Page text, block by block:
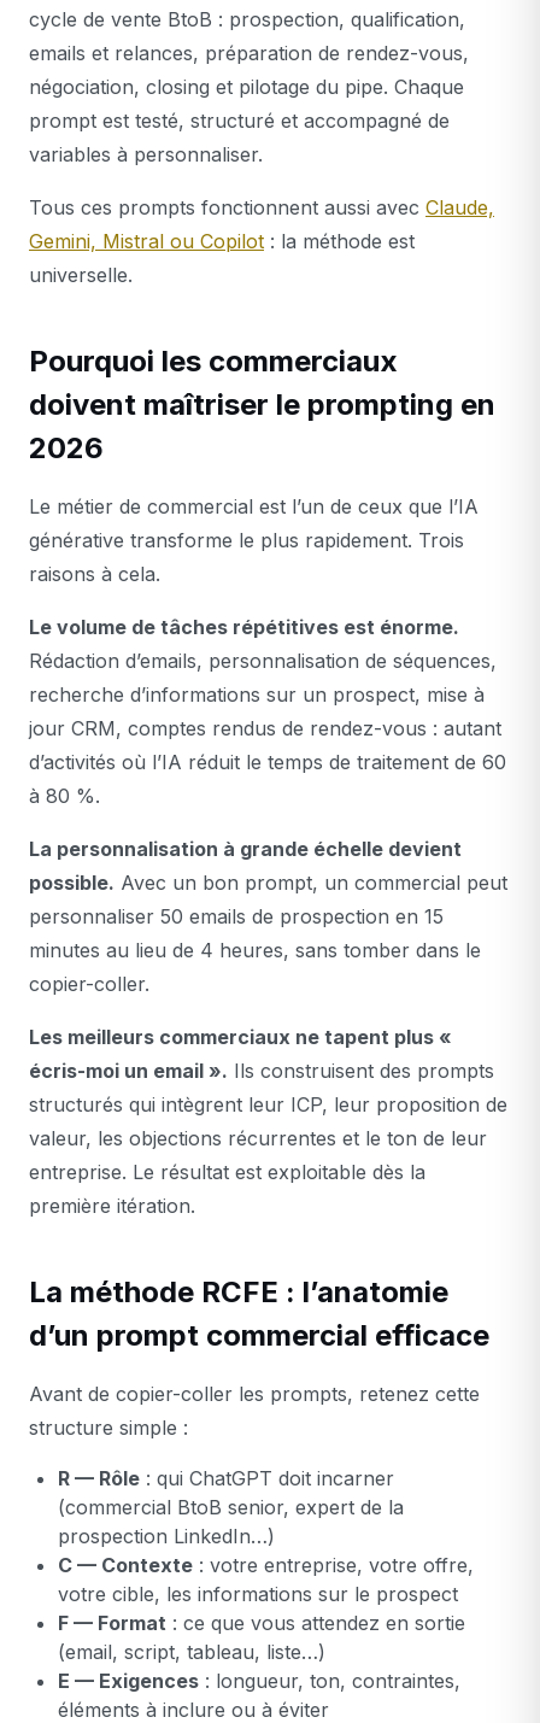
cycle de vente BtoB : prospection, qualification,
emails et relances, préparation de rendez-vous,
négociation, closing et pilotage du pipe. Chaque
prompt est testé, structuré et accompagné de
variables à personnaliser.
Tous ces prompts fonctionnent aussi avec Claude,
Gemini, Mistral ou Copilot : la méthode est
universelle.
Pourquoi les commerciaux
doivent maîtriser le prompting en
2026
Le métier de commercial est l’un de ceux que l’IA
générative transforme le plus rapidement. Trois
raisons à cela.
Le volume de tâches répétitives est énorme.
Rédaction d’emails, personnalisation de séquences,
recherche d’informations sur un prospect, mise à
jour CRM, comptes rendus de rendez-vous : autant
d’activités où l’IA réduit le temps de traitement de 60
à 80 %.
La personnalisation à grande échelle devient
possible. Avec un bon prompt, un commercial peut
personnaliser 50 emails de prospection en 15
minutes au lieu de 4 heures, sans tomber dans le
copier-coller.
Les meilleurs commerciaux ne tapent plus «
écris-moi un email ». Ils construisent des prompts
structurés qui intègrent leur ICP, leur proposition de
valeur, les objections récurrentes et le ton de leur
entreprise. Le résultat est exploitable dès la
première itération.
La méthode RCFE : l’anatomie
d’un prompt commercial efficace
Avant de copier-coller les prompts, retenez cette
structure simple :
R — Rôle : qui ChatGPT doit incarner
(commercial BtoB senior, expert de la
prospection LinkedIn…)
C — Contexte : votre entreprise, votre offre,
votre cible, les informations sur le prospect
F — Format : ce que vous attendez en sortie
(email, script, tableau, liste…)
E — Exigences : longueur, ton, contraintes,
éléments à inclure ou à éviter